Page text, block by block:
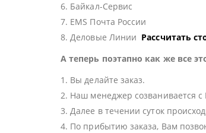
6. Байкал-Сервис
7. EMS Почта России
8. Деловые Линии Рассчитать
А теперь поэтапно как же все
1. Вы делайте заказ.
2. Наш менеджер созванивается
3. Далее в течении суток
4. По прибытию заказа, Вам